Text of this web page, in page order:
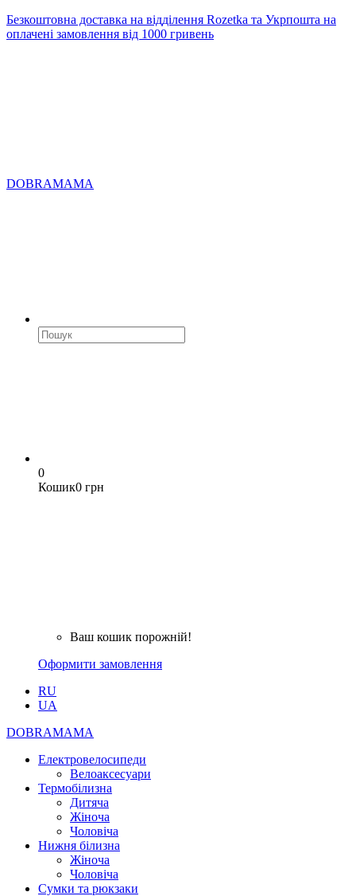
Безкоштовна доставка на відділення Rozetka та Укрпошта на
оплачені замовлення від 1000 гривень
DOBRAMAMA
0
Кошик0 грн
Ваш кошик порожній!
Оформити замовлення
RU
UA
DOBRAMAMA
Електровелосипеди
Велоаксесуари
Термобілизна
Дитяча
Жіноча
Чоловіча
Нижня білизна
Жіноча
Чоловіча
Сумки та рюкзаки